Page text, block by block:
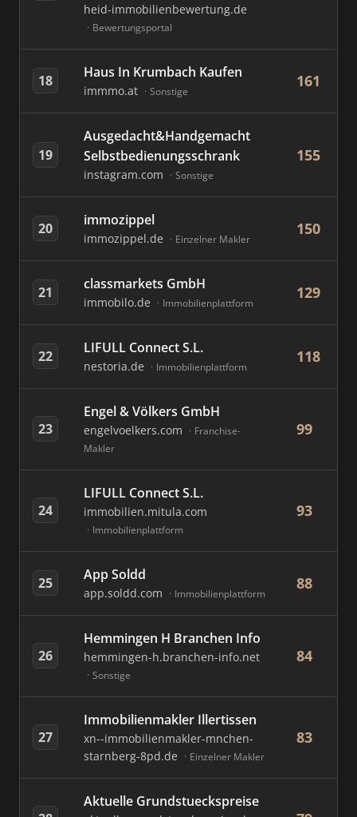
heid-immobilienbewertung.de
Bewertungsportal
18 Haus In Krumbach Kaufen
immmo.at Sonstige
161
19
Ausgedacht&Handgemacht
Selbstbedienungsschrank
instagram.com Sonstige
155
20 immozippel
immozippel.de Einzelner Makler
150
21 classmarkets GmbH
immobilo.de Immobilienplattform
129
22 LIFULL Connect S.L.
nestoria.de Immobilienplattform
118
23
Engel & Völkers GmbH
engelvoelkers.com
Franchise-
Makler
99
24
LIFULL Connect S.L.
immobilien.mitula.com
Immobilienplattform
93
25 App Soldd
app.soldd.com Immobilienplattform
88
26
Hemmingen H Branchen Info
hemmingen-h.branchen-info.net
Sonstige
84
27
Immobilienmakler Illertissen
xn--immobilienmakler-mnchen-
starnberg-8pd.de
Einzelner Makler
83
Aktuelle Grundstueckspreise